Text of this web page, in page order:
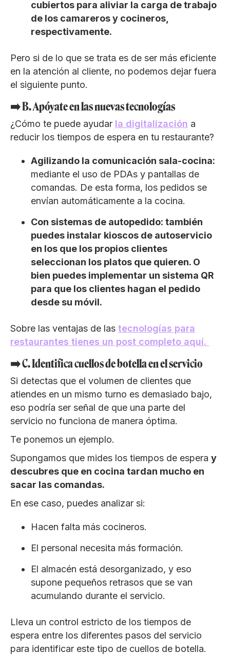
cubiertos para aliviar la carga de trabajo
de los camareros y cocineros,
respectivamente.
Pero si de lo que se trata es de ser más eficiente
en la atención al cliente, no podemos dejar fuera
el siguiente punto.
➡️ B. Apóyate en las nuevas tecnologías
¿Cómo te puede ayudar la digitalización a
reducir los tiempos de espera en tu restaurante?
Agilizando la comunicación sala-cocina:
mediante el uso de PDAs y pantallas de
comandas. De esta forma, los pedidos se
envían automáticamente a la cocina.
Con sistemas de autopedido: también
puedes instalar kioscos de autoservicio
en los que los propios clientes
seleccionan los platos que quieren. O
bien puedes implementar un sistema QR
para que los clientes hagan el pedido
desde su móvil.
Sobre las ventajas de las tecnologías para
restaurantes tienes un post completo aquí.
➡️ C. Identifica cuellos de botella en el servicio
Si detectas que el volumen de clientes que
atiendes en un mismo turno es demasiado bajo,
eso podría ser señal de que una parte del
servicio no funciona de manera óptima.
Te ponemos un ejemplo.
Supongamos que mides los tiempos de espera y
descubres que en cocina tardan mucho en
sacar las comandas.
En ese caso, puedes analizar si:
Hacen falta más cocineros.
El personal necesita más formación.
El almacén está desorganizado, y eso
supone pequeños retrasos que se van
acumulando durante el servicio.
Lleva un control estricto de los tiempos de
espera entre los diferentes pasos del servicio
para identificar este tipo de cuellos de botella.